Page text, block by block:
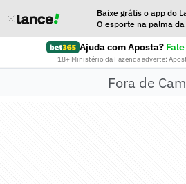
Baixe grátis o app do
O esporte na palma
Ajuda com Aposta?
18+ Ministério da Fazenda adverte:
Fora de